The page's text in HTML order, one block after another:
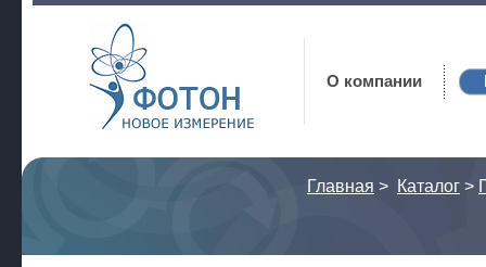
Фотон
О компании
Главная > Каталог >